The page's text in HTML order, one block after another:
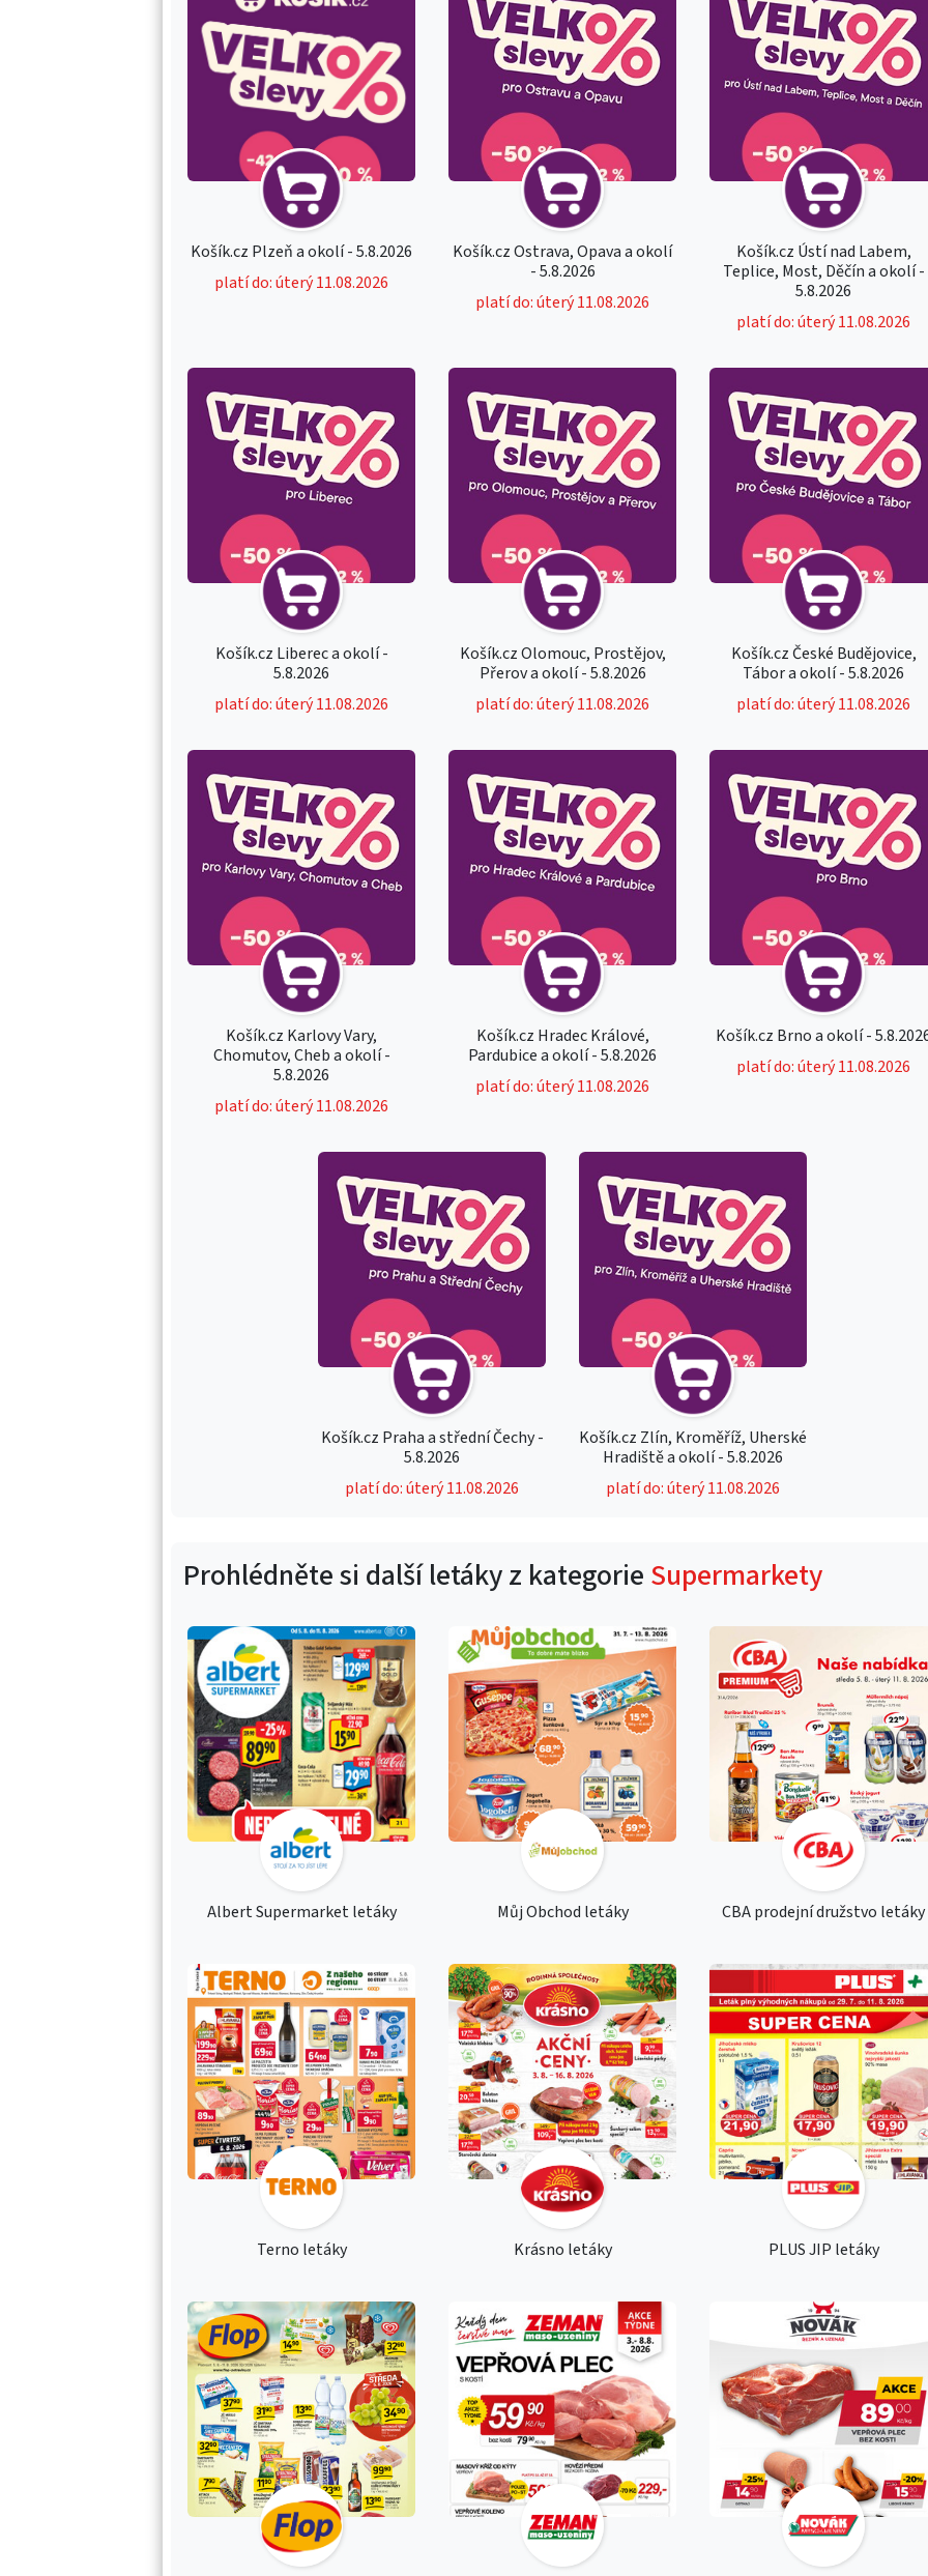
Košík.cz Plzeň a okolí - 5.8.2026
platí do: úterý 11.08.2026
Košík.cz Ostrava, Opava a okolí
- 5.8.2026
platí do: úterý 11.08.2026
Košík.cz Ústí nad Labem,
Teplice, Most, Děčín a okolí -
5.8.2026
platí do: úterý 11.08.2026
Košík.cz Liberec a okolí -
5.8.2026
platí do: úterý 11.08.2026
Košík.cz Olomouc, Prostějov,
Přerov a okolí - 5.8.2026
platí do: úterý 11.08.2026
Košík.cz České Budějovice,
Tábor a okolí - 5.8.2026
platí do: úterý 11.08.2026
Košík.cz Karlovy Vary,
Chomutov, Cheb a okolí -
5.8.2026
platí do: úterý 11.08.2026
Košík.cz Hradec Králové,
Pardubice a okolí - 5.8.2026
platí do: úterý 11.08.2026
Košík.cz Brno a okolí -
platí do: úterý 11.08.2026
Košík.cz Praha a střední Čechy -
5.8.2026
platí do: úterý 11.08.2026
Košík.cz Zlín, Kroměříž, Uherské
Hradiště a okolí - 5.8.2026
platí do: úterý 11.08.2026
Prohlédněte si další letáky z kategorie Supermarkety
Albert Supermarket letáky Můj Obchod letáky CBA prodejní družstvo letáky
Terno letáky Krásno letáky PLUS JIP letáky